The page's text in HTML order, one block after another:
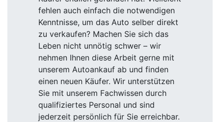
fehlen auch einfach die notwendigen
Kenntnisse, um das Auto selber direkt
zu verkaufen? Machen Sie sich das
Leben nicht unnötig schwer – wir
nehmen Ihnen diese Arbeit gerne mit
unserem Autoankauf ab und finden
einen neuen Käufer. Wir unterstützen
Sie mit unserem Fachwissen durch
qualifiziertes Personal und sind
jederzeit persönlich für Sie erreichbar.